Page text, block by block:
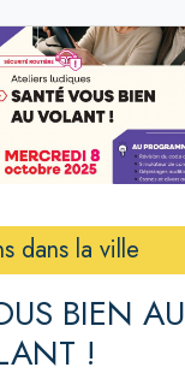
dans la ville
BIEN AU
!